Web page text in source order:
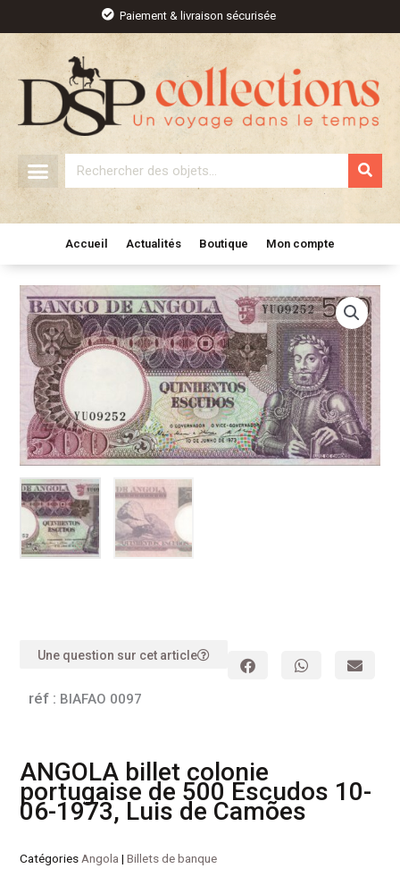
contenu
Paiement & livraison sécurisée
Rechercher
Accueil Actualités Boutique Mon compte
Une question sur cet article
réf : BIAFAO 0097
ANGOLA billet colonie
portugaise de 500 Escudos 10-
06-1973, Luis de Camões
Catégories Angola |Billets de banque